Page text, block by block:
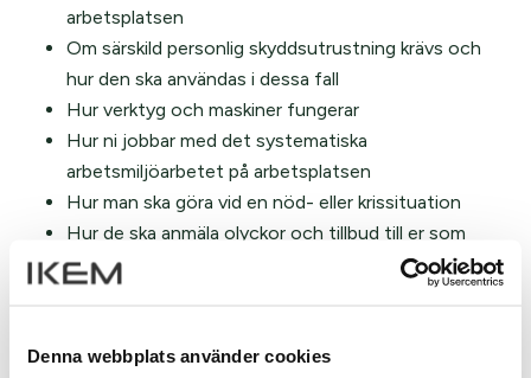
Denna webbplats använder cookies
arbetsplatsen
Om särskild personlig skyddsutrustning krävs och
hur den ska användas i dessa fall
Hur verktyg och maskiner fungerar
Hur ni jobbar med det systematiska
arbetsmiljöarbetet på arbetsplatsen
Hur man ska göra vid en nöd- eller krissituation
Hur de ska anmäla olyckor och tillbud till er som
arbetsgivare
På Arbetsmiljöverkets webb finns exempel på rutin för